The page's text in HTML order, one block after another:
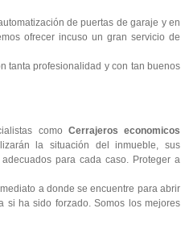
de puertas de garaje y en
ofrecer incuso un gran servicio de
tanta profesionalidad y con tan buenos
como Cerrajeros economicos
la situación del inmueble, sus
para cada caso. Proteger a
a donde se encuentre para abrir
ha sido forzado. Somos los mejores